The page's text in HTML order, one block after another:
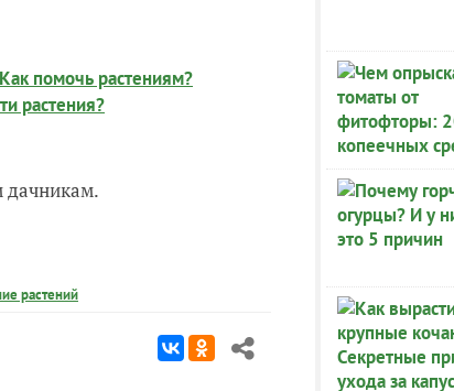
помочь растениям?
растения?
дачникам.
растений